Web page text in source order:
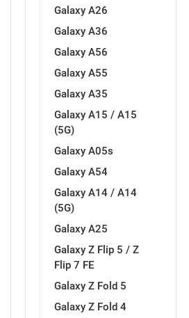
Galaxy A26
Galaxy A36
Galaxy A56
Galaxy A55
Galaxy A35
Galaxy A15 / A15
(5G)
Galaxy A05s
Galaxy A54
Galaxy A14 / A14
(5G)
Galaxy A25
Galaxy Z Flip 5 / Z
Flip 7 FE
Galaxy Z Fold 5
Galaxy Z Fold 4
Love motivi
Quotes Collection
Zodiac